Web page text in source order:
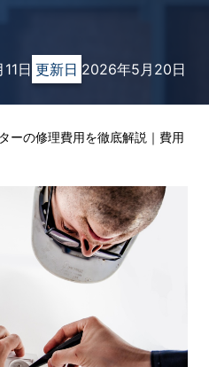
日 更新日 2026年5月20日
ーの修理費用を徹底解説｜費用